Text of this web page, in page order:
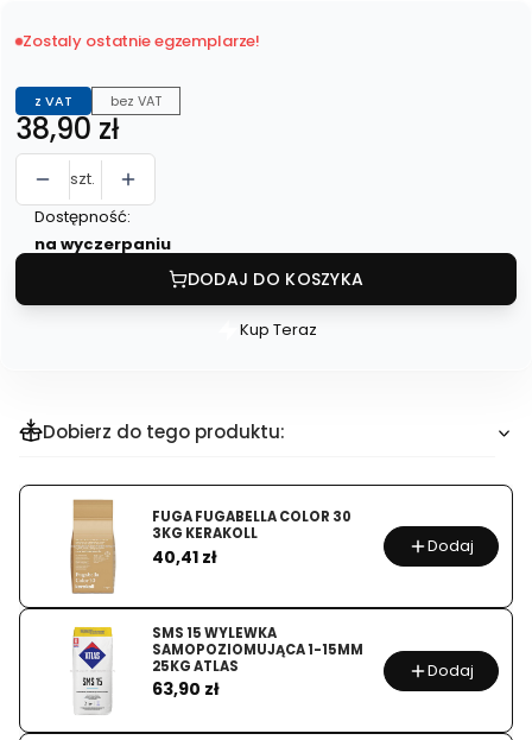
Zostaly ostatnie egzemplarze!
z VAT bez VAT
Cena
38,90 zł
szt.
Dostępność:
na wyczerpaniu
DODAJ DO KOSZYKA
Szybki
produktu
JEDNOCZĘŚCIOWA
MONOLIT
Kup Teraz
Dobierz do tego produktu:
FUGA FUGABELLA COLOR 30
3KG KERAKOLL
Cena
40,41 zł Dodaj
SMS 15 WYLEWKA
SAMOPOZIOMUJĄCA 1-15MM
25KG ATLAS
Cena
63,90 zł
Dodaj